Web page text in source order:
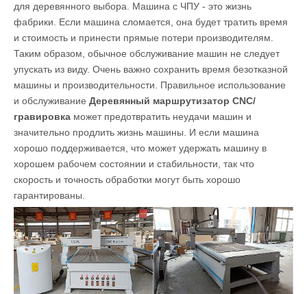
для деревянного выбора. Машина с ЧПУ - это жизнь
фабрики. Если машина сломается, она будет тратить время
и стоимость и принести прямые потери производителям.
Таким образом, обычное обслуживание машин не следует
упускать из виду. Очень важно сохранить время безотказной
машины и производительности. Правильное использование
и обслуживание Деревянный маршрутизатор CNC/
гравировка может предотвратить неудачи машин и
значительно продлить жизнь машины. И если машина
хорошо поддерживается, что может удержать машину в
хорошем рабочем состоянии и стабильности, так что
скорость и точность обработки могут быть хорошо
гарантированы.